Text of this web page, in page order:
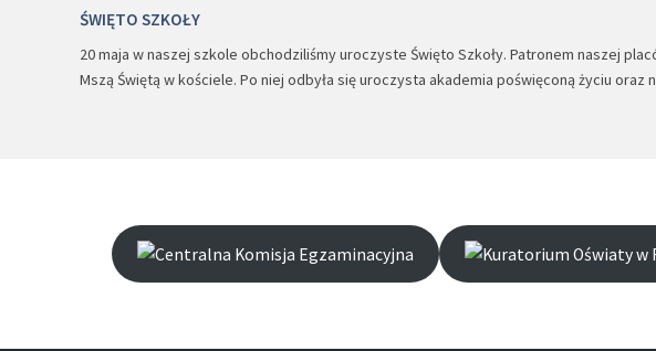
ŚWIĘTO SZKOŁY
20 maja w naszej szkole obchodziliśmy uroczyste Święto Szkoły. Patronem naszej
Mszą Świętą w kościele. Po niej odbyła się uroczysta akademia poświęconą życiu